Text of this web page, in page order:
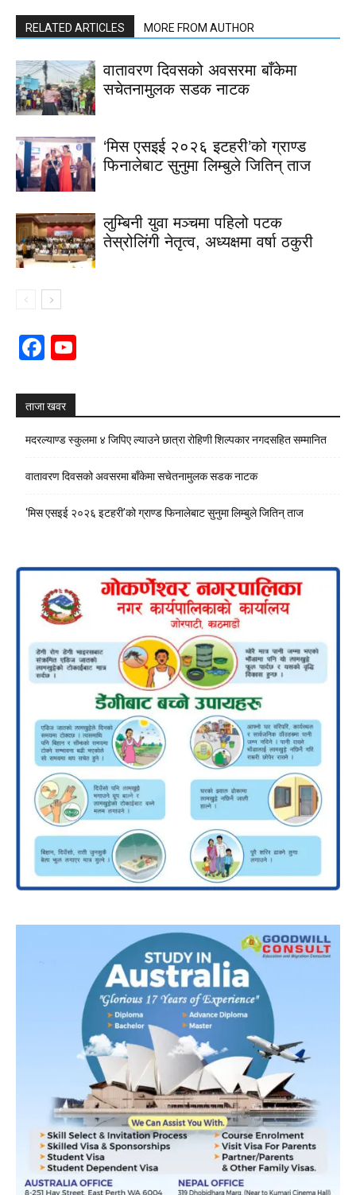
RELATED ARTICLES MORE FROM AUTHOR
वातावरण दिवसको अवसरमा बाँकेमा
सचेतनामुलक सडक नाटक
‘मिस एसइई २०२६ इटहरी’को ग्राण्ड
फिनालेबाट सुनुमा लिम्बुले जितिन् ताज
लुम्बिनी युवा मञ्चमा पहिलो पटक
तेस्रोलिंगी नेतृत्व, अध्यक्षमा वर्षा ठकुरी
Facebook
ताजा खवर
मदरल्याण्ड स्कुलमा ४ जिपिए ल्याउने छात्रा रोहिणी शिल्पकार नगदसहित सम्मानित
वातावरण दिवसको अवसरमा बाँकेमा सचेतनामुलक सडक नाटक
‘मिस एसइई २०२६ इटहरी’को ग्राण्ड फिनालेबाट सुनुमा लिम्बुले जितिन् ताज